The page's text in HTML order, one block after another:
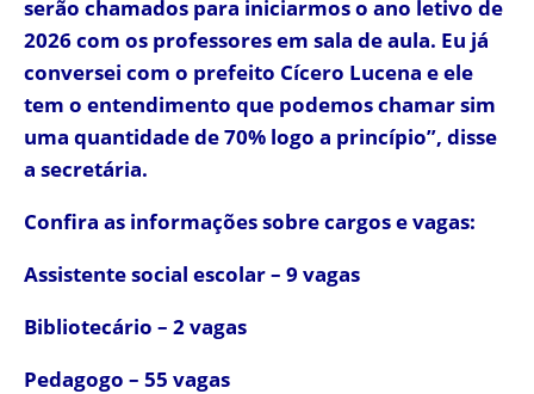
serão chamados para iniciarmos o ano letivo de
2026 com os professores em sala de aula. Eu já
conversei com o prefeito Cícero Lucena e ele
tem o entendimento que podemos chamar sim
uma quantidade de 70% logo a princípio”, disse
a secretária.
Confira as informações sobre cargos e vagas:
Assistente social escolar – 9 vagas
Bibliotecário – 2 vagas
Pedagogo – 55 vagas